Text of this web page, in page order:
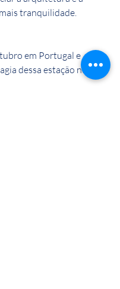
tranquilidade.
em Portugal e
dessa estação no